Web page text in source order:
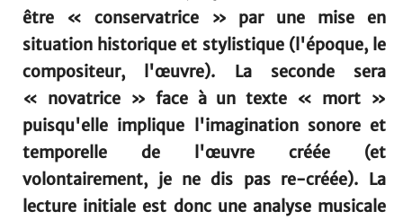
être « conservatrice » par une mise en
situation historique et stylistique (l'époque, le
compositeur, l'œuvre). La seconde sera
« novatrice » face à un texte « mort »
puisqu'elle implique l'imagination sonore et
temporelle de l'œuvre créée (et
volontairement, je ne dis pas re-créée). La
lecture initiale est donc une analyse musicale